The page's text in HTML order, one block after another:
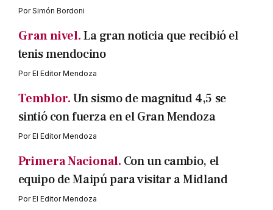
PorSimón Bordoni
Gran nivel.La gran noticia que recibió el
tenis mendocino
PorEl Editor Mendoza
Temblor.Un sismo de magnitud 4,5 se
sintió con fuerza en el Gran Mendoza
PorEl Editor Mendoza
Primera Nacional. Con un cambio, el
equipo de Maipú para visitar a Midland
PorEl Editor Mendoza